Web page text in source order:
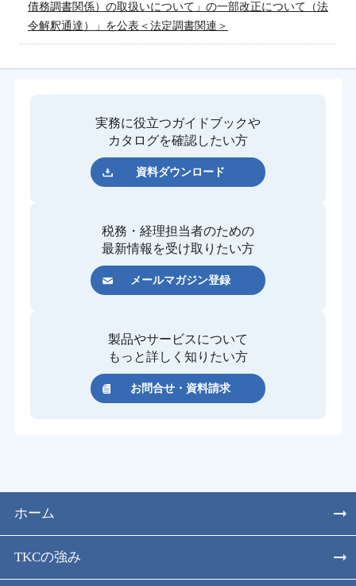
債務調書関係）の取扱いについて」の一部改正について（法
令解釈通達）」を公表＜法定調書関連＞
実務に役立つガイドブックや
カタログを確認したい方
資料ダウンロード
税務・経理担当者のための
最新情報を受け取りたい方
メールマガジン登録
製品やサービスについて
もっと詳しく知りたい方
お問合せ・資料請求
ホーム
TKCの強み